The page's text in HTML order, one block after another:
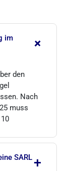
im
+
den
Nach
muss
SARL+